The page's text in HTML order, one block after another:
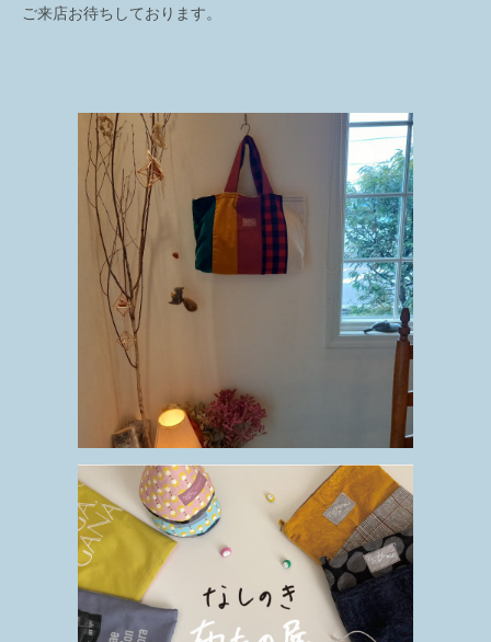
ご来店お待ちしております。